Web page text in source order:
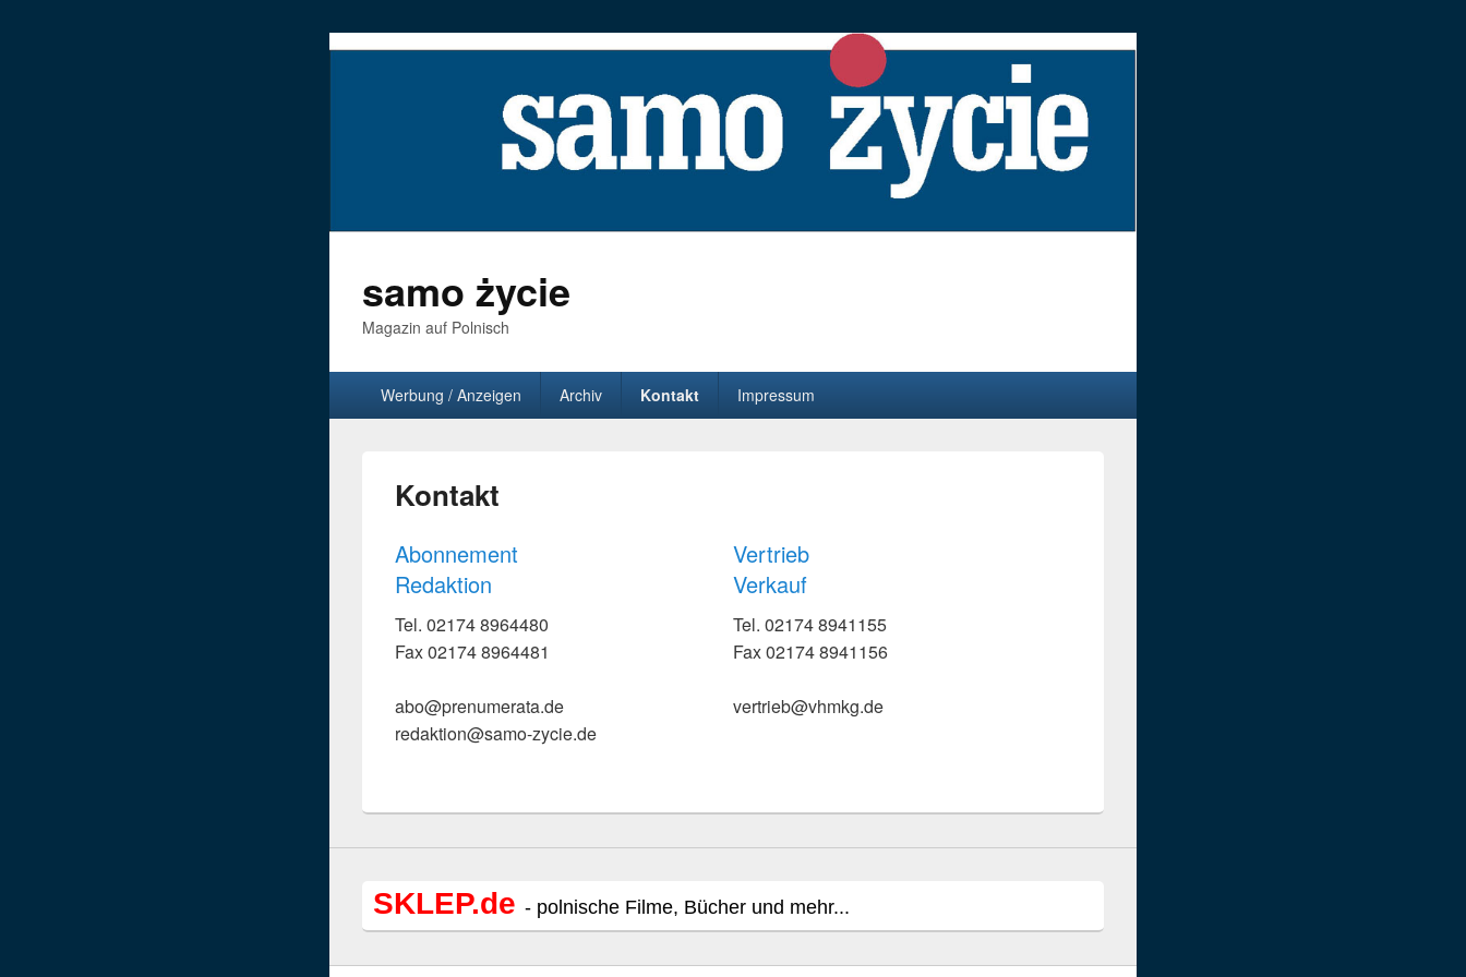
samo życie
Magazin auf Polnisch
Werbung / Anzeigen Archiv Kontakt Impressum
Kontakt
Abonnement
Redaktion
Tel. 02174 8964480
Fax 02174 8964481
abo@prenumerata.de
redaktion@samo-zycie.de
Vertrieb
Verkauf
Tel. 02174 8941155
Fax 02174 8941156
vertrieb@vhmkg.de
SKLEP.de - polnische Filme, Bücher und mehr...